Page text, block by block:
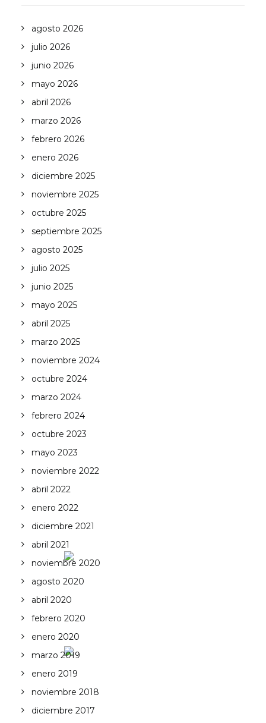
agosto 2026
julio 2026
junio 2026
mayo 2026
abril 2026
marzo 2026
febrero 2026
enero 2026
diciembre 2025
noviembre 2025
octubre 2025
septiembre 2025
agosto 2025
julio 2025
junio 2025
mayo 2025
abril 2025
marzo 2025
noviembre 2024
octubre 2024
marzo 2024
febrero 2024
octubre 2023
mayo 2023
noviembre 2022
abril 2022
enero 2022
diciembre 2021
abril 2021
noviembre 2020
agosto 2020
abril 2020
febrero 2020
enero 2020
marzo 2019
enero 2019
noviembre 2018
diciembre 2017